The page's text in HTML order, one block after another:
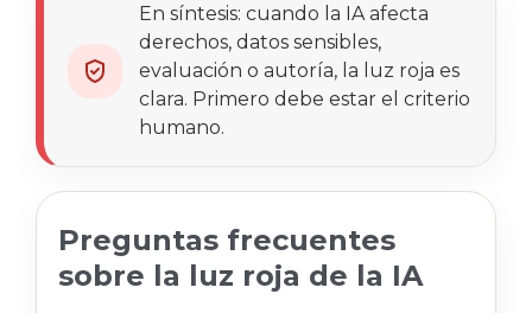
En síntesis: cuando la IA afecta
derechos, datos sensibles,
evaluación o autoría, la luz roja es
clara. Primero debe estar el criterio
humano.
Preguntas frecuentes
sobre la luz roja de la IA